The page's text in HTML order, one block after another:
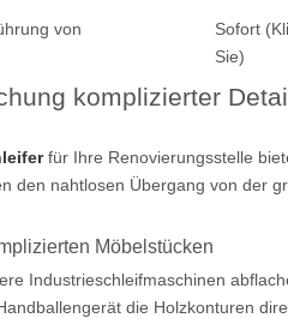
von
Sofort
Sie)
komplizierter
für Ihre Renovierungsstelle
den nahtlosen Übergang von der
Möbelstücken
Industrieschleifmaschinen
die Holzkonturen